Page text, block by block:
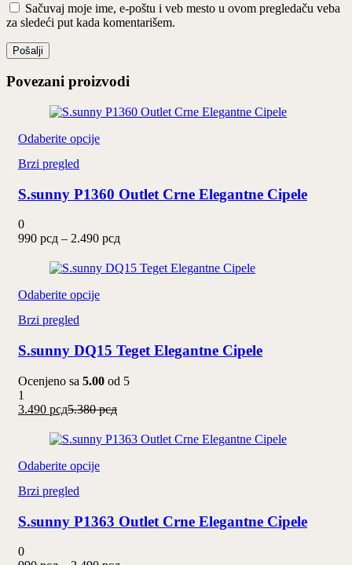
Sačuvaj moje ime, e-poštu i veb mesto u ovom pregledaču veba
za sledeći put kada komentarišem.
Povezani proizvodi
Odaberite opcijeOvaj
varijanti.
biti
na
proizvoda.
Brzi pregled
S.sunny P1360 Outlet Crne Elegantne Cipele
0
990 рсд – 2.490 рсдRaspon
od
Odaberite opcijeOvaj
varijanti.
mogu
izabrane
stranici
proizvoda.
Brzi pregled
S.sunny DQ15 Teget Elegantne Cipele
Ocenjeno sa 5.00 od 5
1
3.490 рсдTrenutna
je:
5.380рсдOriginalna
je
Odaberite opcijeOvaj
varijanti.
Brzi pregled
S.sunny P1363 Outlet Crne Elegantne Cipele
0